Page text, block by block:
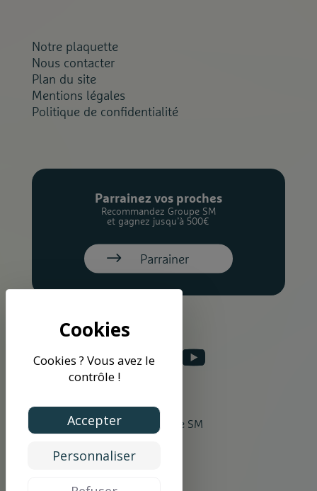
Cookies ? Vous avez le
contrôle !
Accepter
Personnaliser
Notre plaquette
Nous contacter
Plan du site
Mentions légales
Politique de confidentialité
Parrainez vos proches
Recommandez Groupe SM
et gagnez jusqu’à 500€
Parrainer
©2026 Groupe SM